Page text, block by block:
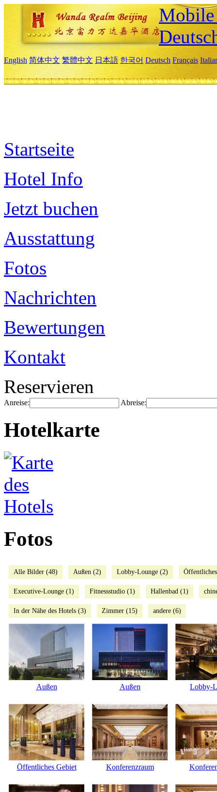
English 简体中文 繁體中文 日本語 한국어 Deutsch Français
Startseite
Hotel Info
Jetzt buchen
Ausstattung
Fotos
Nachrichten
Bewertungen
Kontakt
Reservieren
Anreise: Abreise:
Hotelkarte
Fotos
Alle Bilder (48) Außen (2) Lobby-Lounge (2)
Executive-Lounge (1) Fitnessstudio (1) Hallenbad (1)
In der Nähe des Hotels (3) Zimmer (15) andere (6)
Außen Außen Lobby-
Öffentliches Gebiet Konferenzraum